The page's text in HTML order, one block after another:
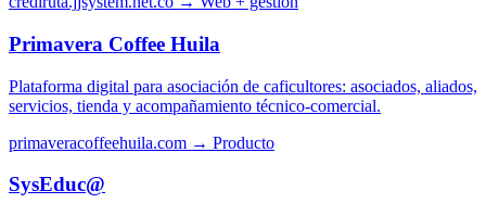
Primavera Coffee Huila
Plataforma digital para asociación de caficultores: asociados, aliados,
servicios, tienda y acompañamiento técnico-comercial.
primaveracoffeehuila.com → Producto
SysEduc@